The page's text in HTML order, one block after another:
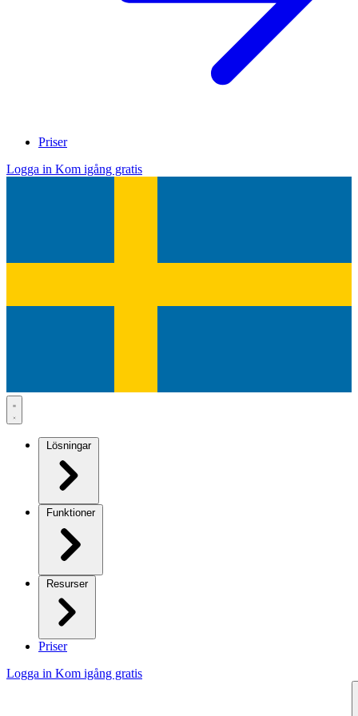
Priser
Logga in Kom igång gratis
Lösningar
Funktioner
Resurser
Priser
Logga in Kom igång gratis